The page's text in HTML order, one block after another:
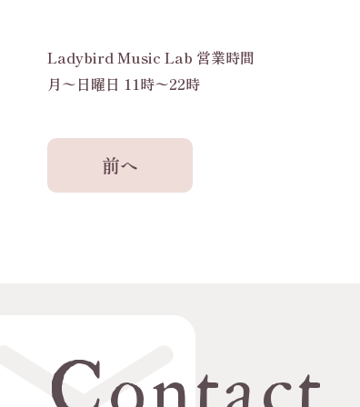
Ladybird Music Lab 営業時間
月〜日曜日 11時〜22時
前へ